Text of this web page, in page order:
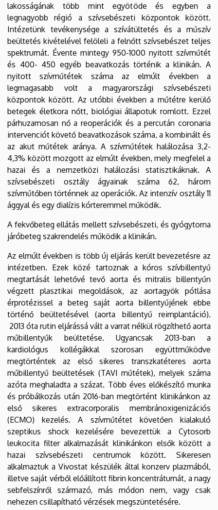
lakosságának több mint egyötöde és egyben a
legnagyobb régió a szívsebészeti központok között.
Intézetünk tevékenysége a szívátültetés és a műszív
beültetés kivételével felöleli a felnőtt szívsebészet teljes
spektrumát. Évente mintegy 950-1000 nyitott szívműtét
és 400- 450 egyéb beavatkozás történik a klinikán. A
nyitott szívműtétek száma az elmúlt években a
legmagasabb volt a magyarországi szívsebészeti
központok között. Az utóbbi években a műtétre kerülő
betegek életkora nőtt, biológiai állapotuk romlott. Ezzel
párhuzamosan nő a reoperációk és a percután coronaria
intervenciót követő beavatkozások száma, a kombinált és
az akut műtétek aránya. A szívműtétek halálozása 3,2-
4,3% között mozgott az elmúlt években, mely megfelel a
hazai és a nemzetközi halálozási statisztikáknak. A
szívsebészeti osztály ágyainak száma 62, három
szívműtőben történnek az operációk. Az intenzív osztály 11
ággyal és egy dialízis kórteremmel működik.
A fekvőbeteg ellátás mellett szívsebészeti, és gyógytorna
járóbeteg szakrendelés működik a klinikán.
Az elmúlt években is több új eljárás került bevezetésre az
intézetben. Ezek közé tartoznak a kóros szívbillentyű
megtartását lehetővé tevő aorta és mitralis billentyűn
végzett plasztikai megoldások, az aortagyök pótlása
érprotézissel a beteg saját aorta billentyűjének ebbe
történő beültetésével (aorta billentyű reimplantáció).
2013 óta rutin eljárássá vált a varrat nélkül rögzíthető aorta
műbillentyűk beültetése. Ugyancsak 2013-ban a
kardiológus kollégákkal szorosan együttműködve
megtörténtek az első sikeres transzkatéteres aorta
műbillentyű beültetések (TAVI műtétek), melyek száma
azóta meghaladta a százat. Több éves előkészítő munka
és próbálkozás után 2016-ban megtörtént klinikánkon az
első sikeres extracorporalis membránoxigenizációs
(ECMO) kezelés. A szívműtétet követően kialakuló
szeptikus shock kezelésére bevezettük a Cytosorb
leukocita filter alkalmazását klinikánkon elsők között a
hazai szívsebészeti centrumok között. Sikeresen
alkalmaztuk a Vivostat készülék által konzerv plazmából,
illetve saját vérből előállított fibrin koncentrátumát, a nagy
sebfelszínről származó, más módon nem, vagy csak
nehezen csillapítható vérzések megszüntetésére.